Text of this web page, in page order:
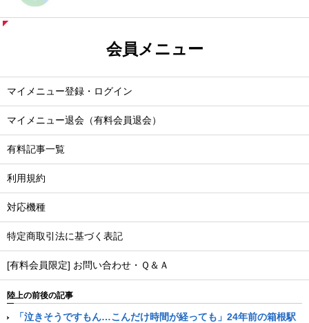
会員メニュー
マイメニュー登録・ログイン
マイメニュー退会（有料会員退会）
有料記事一覧
利用規約
対応機種
特定商取引法に基づく表記
[有料会員限定] お問い合わせ・Ｑ＆Ａ
陸上の前後の記事
「泣きそうですもん…こんだけ時間が経っても」24年前の箱根駅